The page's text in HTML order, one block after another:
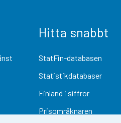
Hitta snabbt
StatFin-databasen
Statistikdatabaser
Finland i siffror
Prisomräknaren